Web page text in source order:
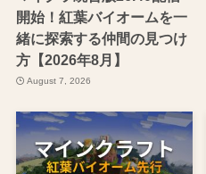
開始！紅葉バイオームを一
緒に探索する仲間の見つけ
方【2026年8月】
August 7, 2026